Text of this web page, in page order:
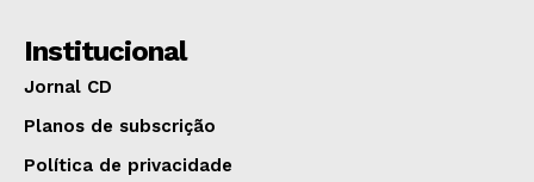
Institucional
Jornal CD
Planos de subscrição
Política de privacidade